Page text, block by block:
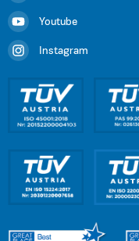
Youtube
Instagram